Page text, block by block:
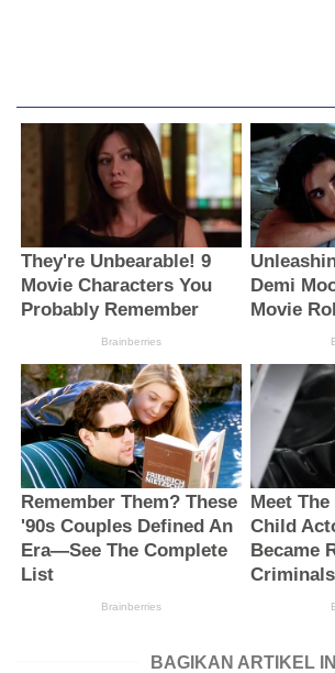
BAGIKAN ARTIKEL INI